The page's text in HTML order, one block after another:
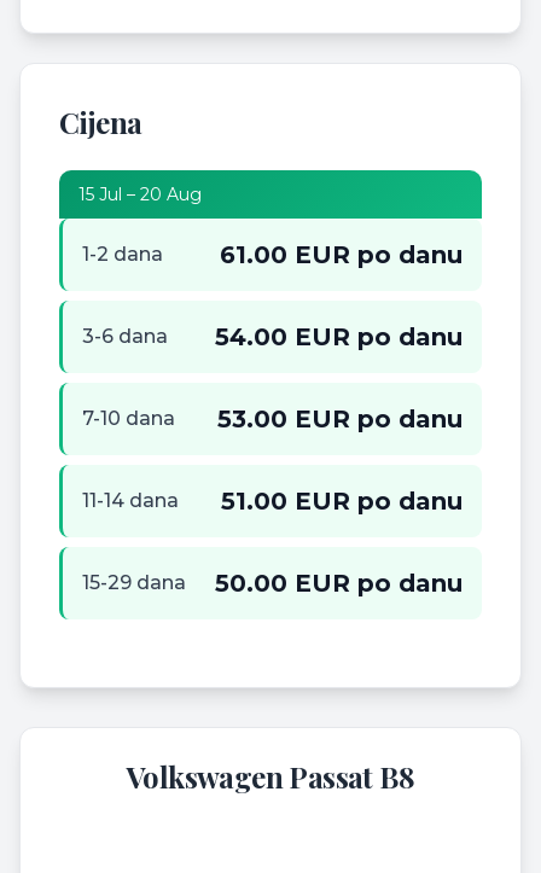
Cijena
15 Jul – 20 Aug
1-2 dana 61.00 EUR po danu
3-6 dana 54.00 EUR po danu
7-10 dana 53.00 EUR po danu
11-14 dana 51.00 EUR po danu
15-29 dana 50.00 EUR po danu
Volkswagen Passat B8